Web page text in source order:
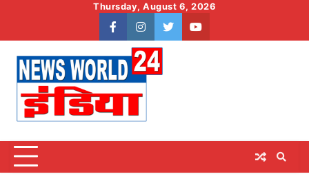
content
Thursday, August 6, 2026
facebookinstagram
twitteryoutube